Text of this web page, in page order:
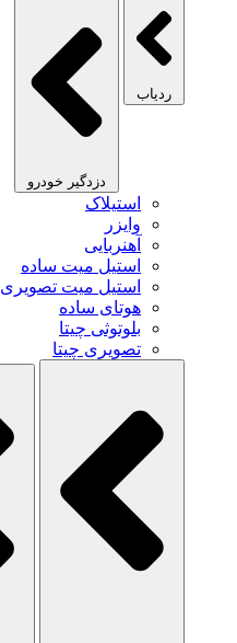
ردیاب
دزدگیر خودرو
استیلاک
وایزر
آهنربایی
استیل میت ساده
استیل میت تصویری
هوتای ساده
بلوتوثی چیتا
تصویری چیتا